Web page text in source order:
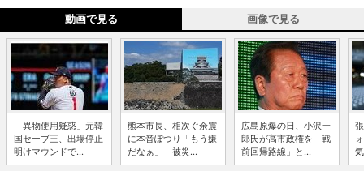
動画で見る 画像で見る
「異物使用疑惑」元韓
国セーブ王、出場停止
明けマウンドで...
熊本市長、相次ぐ余震
に本音ぽつり「もう嫌
だなぁ」 被災...
広島原爆の日、小沢一
郎氏が高市政権を「戦
前回帰路線」と...